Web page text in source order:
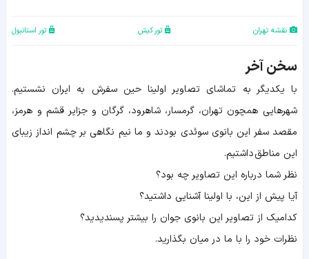
نقشه تهران تور کیش تور استانبول
سخن آخر
با یکدیگر به تماشای تصاویر اولینا حین سفرش به ایران نشستیم.
شهرهایی همچون تهران، گرمسار، شاهرود، گرگان و جزایر قشم و هرمز،
مقصد سفر این بانوی سوئدی بودند و ما نیم نگاهی بر چشم انداز زیبای
این مناطق داشتیم.
نظر شما درباره این تصاویر چه بود؟
آیا پیش از این، با اولینا آشنایی داشتید؟
کدامیک از تصاویر این بانوی جوان را بیشتر پسندیدید؟
نظرات خود را با ما در میان بگذارید.